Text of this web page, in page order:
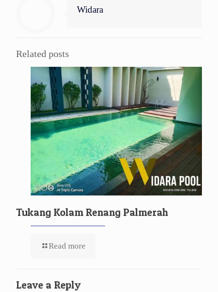
Widara
Related posts
Tukang Kolam Renang Palmerah
Read more
Leave a Reply